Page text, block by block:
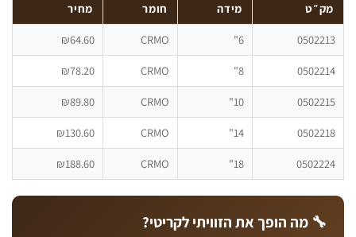
₪64.60
₪78.20
₪89.80
₪130.60
₪188.60
🔧 מה הופך את הזוויתי לקריטי?